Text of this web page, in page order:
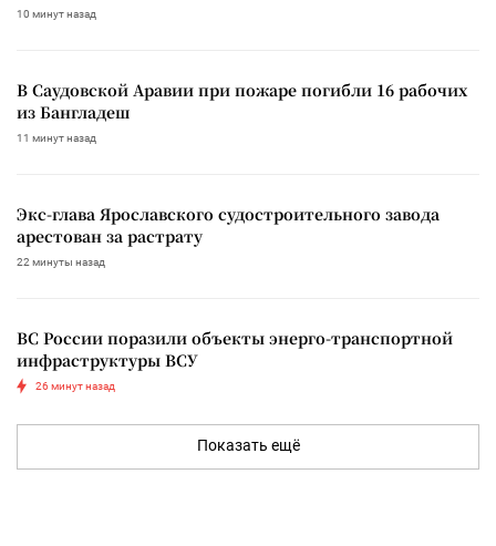
10 минут назад
В Саудовской Аравии при пожаре погибли 16 рабочих
из Бангладеш
11 минут назад
Экс-глава Ярославского судостроительного завода
арестован за растрату
22 минуты назад
ВС России поразили объекты энерго-транспортной
инфраструктуры ВСУ
26 минут назад
Показать ещё